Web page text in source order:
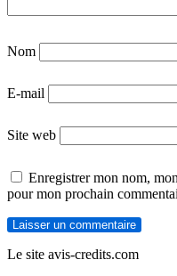
Nom
E-mail
Site web
Enregistrer mon nom,
pour mon prochain
Le site avis-credits.com